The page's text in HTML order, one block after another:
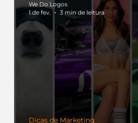
Dicas de Marketing
We Do Logos
1 de fev.
3 min de leitura